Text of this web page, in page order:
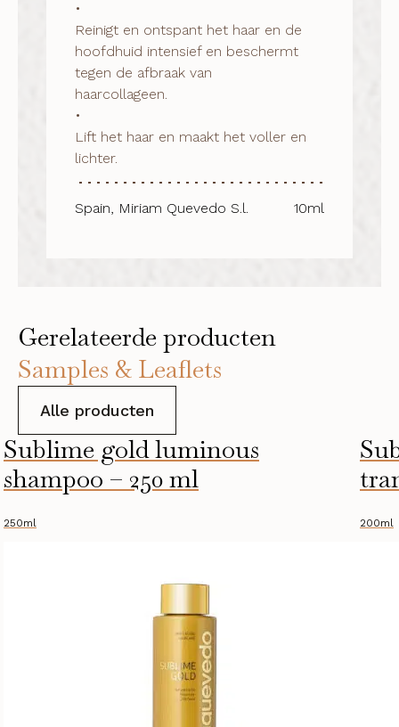
Gerelateerde producten
Samples & Leaflets
Alle producten
Sublime gold luminous
shampoo – 250 ml
250ml 200ml
•
Reinigt en ontspant het haar en de
hoofdhuid intensief en beschermt
tegen de afbraak van
haarcollageen.
•
Lift het haar en maakt het voller en
lichter.
Spain, Miriam Quevedo S.l. 10ml